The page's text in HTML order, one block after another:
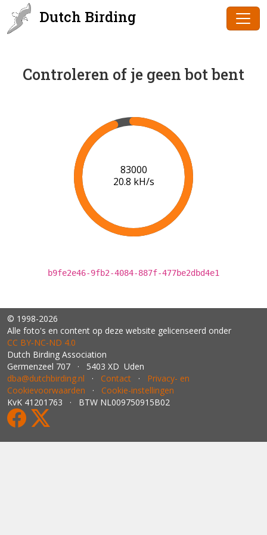
Dutch Birding
Controleren of je geen bot bent
85000
20.5 kH/s
b9fe2e46-9fb2-4084-887f-477be2dbd4e1
© 1998-2026
Alle foto's en content op deze website gelicenseerd onder
CC BY‑NC‑ND 4.0
Dutch Birding Association
Germenzeel 707 · 5403 XD Uden
dba@dutchbirding.nl · Contact · Privacy- en
Cookievoorwaarden · Cookie-instellingen
KvK 41201763 · BTW NL009750915B02